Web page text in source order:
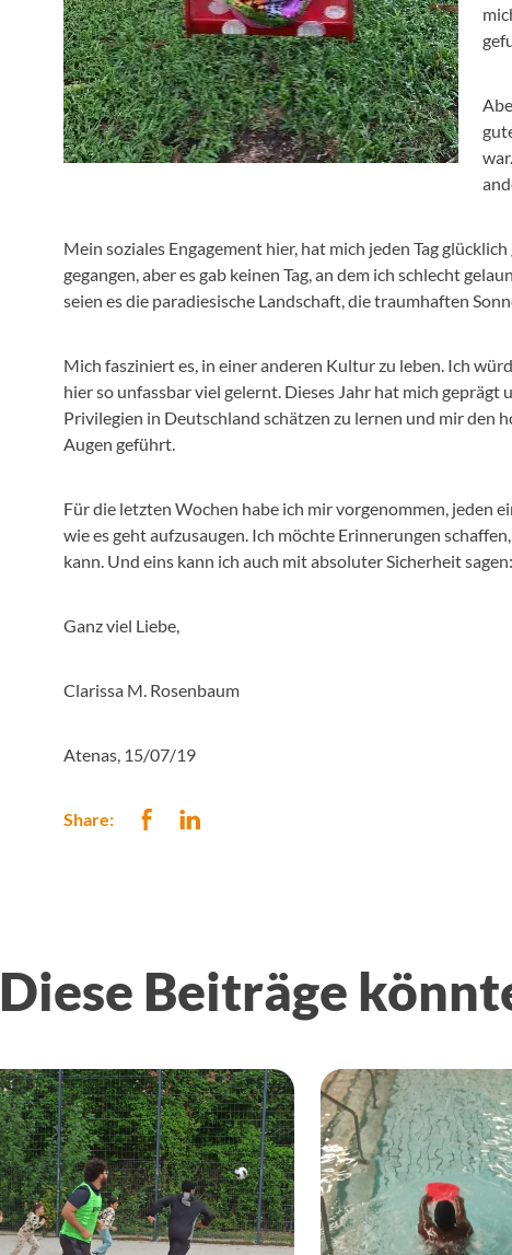
Mein soziales Engagement hier, hat mich jeden Tag
gegangen, aber es gab keinen Tag, an dem ich schlecht
seien es die paradiesische Landschaft, die traumhaften
Mich fasziniert es, in einer anderen Kultur zu leben. Ich
hier so unfassbar viel gelernt. Dieses Jahr hat mich
Privilegien in Deutschland schätzen zu lernen und mir den
Augen geführt.
Für die letzten Wochen habe ich mir vorgenommen, jeden
wie es geht aufzusaugen. Ich möchte Erinnerungen
kann. Und eins kann ich auch mit absoluter Sicherheit
Ganz viel Liebe,
Clarissa M. Rosenbaum
Atenas, 15/07/19
Share:
Diese Beiträge